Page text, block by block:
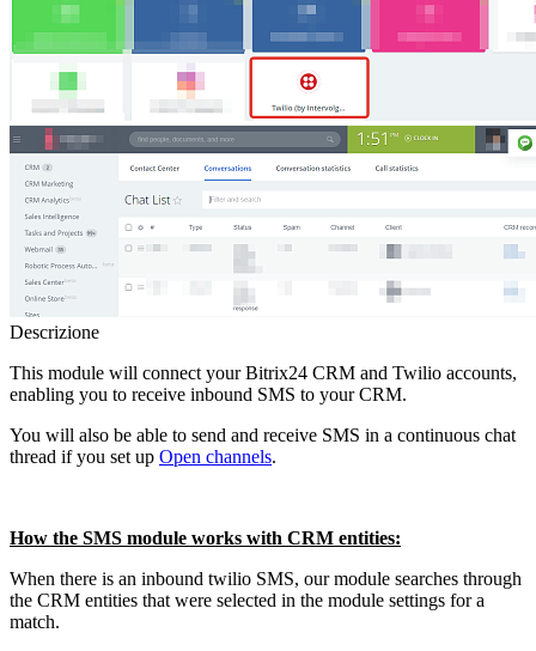
Descrizione
This module will connect your Bitrix24 CRM and Twilio accounts,
enabling you to receive inbound SMS to your CRM.
You will also be able to send and receive SMS in a continuous chat
thread if you set up Open channels.
How the SMS module works with CRM entities:
When there is an inbound twilio SMS, our module searches through
the CRM entities that were selected in the module settings for a
match.